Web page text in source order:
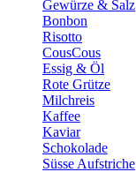
Gewürze & Salz
Bonbon
Risotto
CousCous
Essig & Öl
Rote Grütze
Milchreis
Kaffee
Kaviar
Schokolade
Süsse Aufstriche